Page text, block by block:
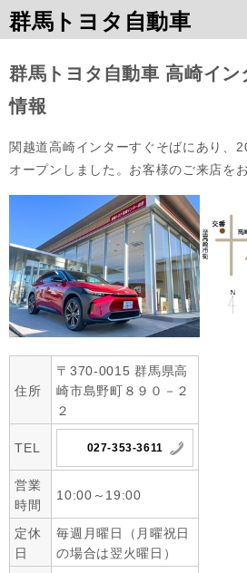
群馬トヨタ自動車
群馬トヨタ自動車 高崎イン
情報
関越道高崎インターすぐそばにあり、
オープンしました。お客様のご来店を
住所
〒370-0015 群馬県高
崎市島野町８９０－２
２
TEL 027-353-3611
営業
時間
10:00～19:00
定休
日
毎週月曜日（月曜祝日
の場合は翌火曜日）